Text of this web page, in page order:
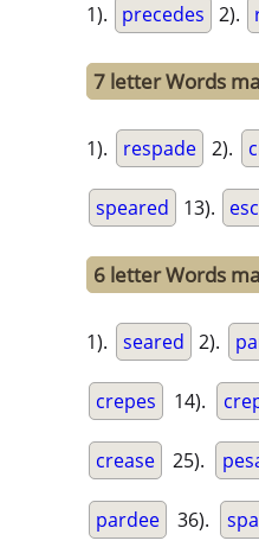
1). precedes 2).
7 letter Words
1). respade 2).
speared 13).
6 letter Words
1). seared 2).
crepes 14).
crease 25).
pardee 36).